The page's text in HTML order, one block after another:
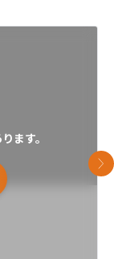
ます。
次